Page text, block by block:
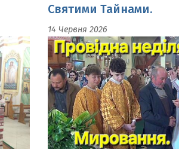
Провідна неділя.
Мировання.
19 Квітня 2026